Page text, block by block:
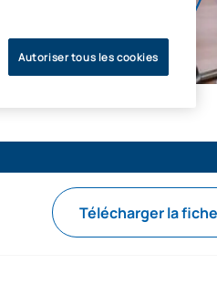
Télécharger la
Autoriser tous les cookies